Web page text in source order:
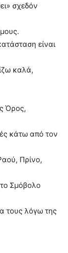
σχεδόν
είναι
καλά,
Όρος,
κάτω από τον
Πρίνο,
Σμόβολο
τους λόγω της